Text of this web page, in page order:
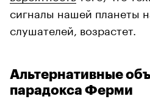
сигналы нашей планеты
слушателей, возрастет.
Альтернативные
парадокса Ферми